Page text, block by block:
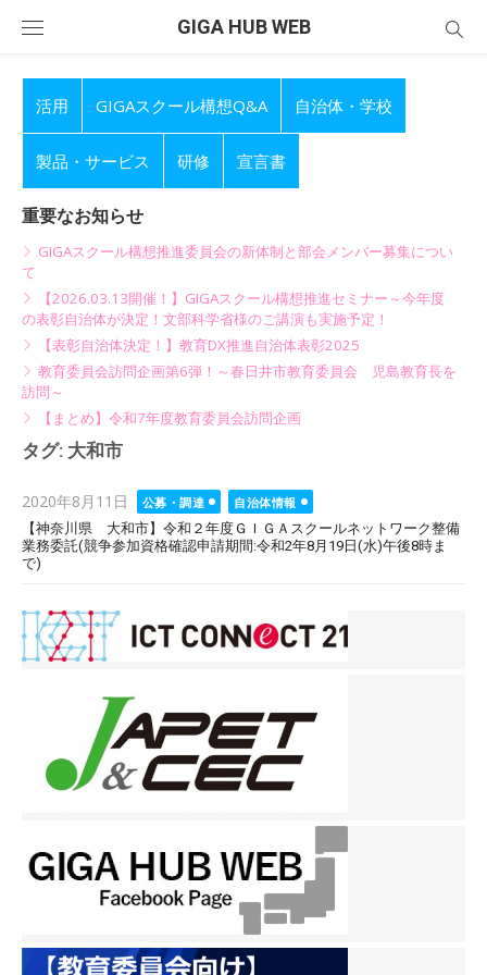
GIGA HUB WEB
活用 GIGAスクール構想Q&A 自治体・学校
製品・サービス 研修 宣言書
重要なお知らせ
GIGAスクール構想推進委員会の新体制と部会メンバー募集につい
て
【2026.03.13開催！】GIGAスクール構想推進セミナー～今年度
の表彰自治体が決定！文部科学省様のご講演も実施予定！
【表彰自治体決定！】教育DX推進自治体表彰2025
教育委員会訪問企画第6弾！～春日井市教育委員会 児島教育長を
訪問～
【まとめ】令和7年度教育委員会訪問企画
タグ: 大和市
Posted
on
2020年8月11日 公募・調達
自治体情報
【神奈川県 大和市】令和２年度ＧＩＧＡスクールネットワーク整備
業務委託(競争参加資格確認申請期間:令和2年8月19日(水)午後8時ま
で)